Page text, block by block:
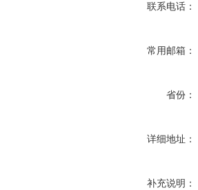
联系电话：
常用邮箱：
省份：
详细地址：
补充说明：